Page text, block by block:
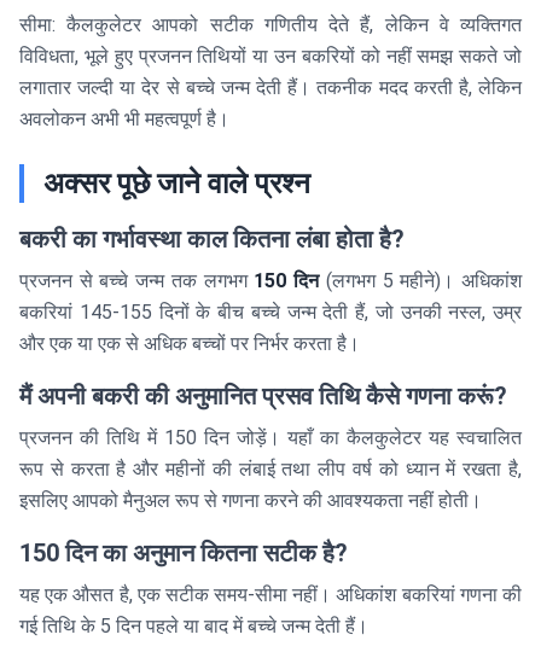
सीमा: कैलकुलेटर आपको सटीक गणितीय देते हैं, लेकिन वे व्यक्तिगत
विविधता, भूले हुए प्रजनन तिथियों या उन बकरियों को नहीं समझ सकते जो
लगातार जल्दी या देर से बच्चे जन्म देती हैं। तकनीक मदद करती है, लेकिन
अवलोकन अभी भी महत्वपूर्ण है।
अक्सर पूछे जाने वाले प्रश्न
बकरी का गर्भावस्था काल कितना लंबा होता है?
प्रजनन से बच्चे जन्म तक लगभग 150 दिन(लगभग 5 महीने)। अधिकांश
बकरियां 145-155 दिनों के बीच बच्चे जन्म देती हैं, जो उनकी नस्ल, उम्र
और एक या एक से अधिक बच्चों पर निर्भर करता है।
मैं अपनी बकरी की अनुमानित प्रसव तिथि कैसे गणना करूं?
प्रजनन की तिथि में 150 दिन जोड़ें। यहाँ का कैलकुलेटर यह स्वचालित
रूप से करता है और महीनों की लंबाई तथा लीप वर्ष को ध्यान में रखता है,
इसलिए आपको मैनुअल रूप से गणना करने की आवश्यकता नहीं होती।
150 दिन का अनुमान कितना सटीक है?
यह एक औसत है, एक सटीक समय-सीमा नहीं। अधिकांश बकरियां गणना की
गई तिथि के 5 दिन पहले या बाद में बच्चे जन्म देती हैं।